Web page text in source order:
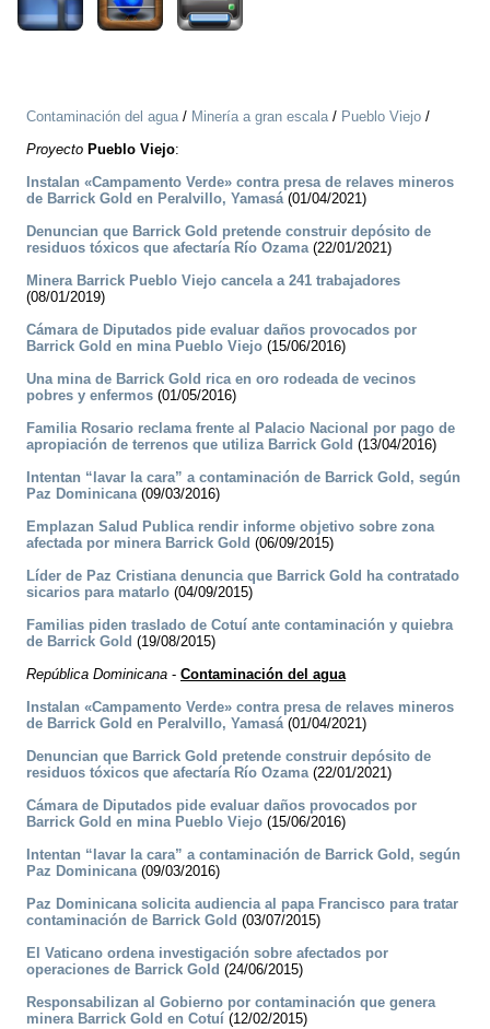
Contaminación del agua/ Minería a gran escala/ Pueblo Viejo /
Proyecto Pueblo Viejo:
Instalan «Campamento Verde» contra presa de relaves mineros
de Barrick Gold en Peralvillo, Yamasá(01/04/2021)
Denuncian que Barrick Gold pretende construir depósito de
residuos tóxicos que afectaría Río Ozama(22/01/2021)
Minera Barrick Pueblo Viejo cancela a 241 trabajadores
(08/01/2019)
Cámara de Diputados pide evaluar daños provocados por
Barrick Gold en mina Pueblo Viejo (15/06/2016)
Una mina de Barrick Gold rica en oro rodeada de vecinos
pobres y enfermos (01/05/2016)
Familia Rosario reclama frente al Palacio Nacional por pago de
apropiación de terrenos que utiliza Barrick Gold (13/04/2016)
Intentan “lavar la cara” a contaminación de Barrick Gold, según
Paz Dominicana(09/03/2016)
Emplazan Salud Publica rendir informe objetivo sobre zona
afectada por minera Barrick Gold (06/09/2015)
Líder de Paz Cristiana denuncia que Barrick Gold ha contratado
sicarios para matarlo (04/09/2015)
Familias piden traslado de Cotuí ante contaminación y quiebra
de Barrick Gold (19/08/2015)
República Dominicana - Contaminación del agua
Instalan «Campamento Verde» contra presa de relaves mineros
de Barrick Gold en Peralvillo, Yamasá(01/04/2021)
Denuncian que Barrick Gold pretende construir depósito de
residuos tóxicos que afectaría Río Ozama(22/01/2021)
Cámara de Diputados pide evaluar daños provocados por
Barrick Gold en mina Pueblo Viejo (15/06/2016)
Intentan “lavar la cara” a contaminación de Barrick Gold, según
Paz Dominicana(09/03/2016)
Paz Dominicana solicita audiencia al papa Francisco para tratar
contaminación de Barrick Gold (03/07/2015)
El Vaticano ordena investigación sobre afectados por
operaciones de Barrick Gold (24/06/2015)
Responsabilizan al Gobierno por contaminación que genera
minera Barrick Gold en Cotuí (12/02/2015)